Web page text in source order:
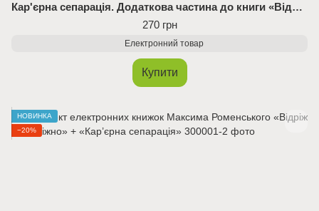
Кар'єрна сепарація. Додаткова частина до книги «Відріж себе ніжно» (Електронна книга)
270 грн
Електронний товар
Купити
НОВИНКА
−20%